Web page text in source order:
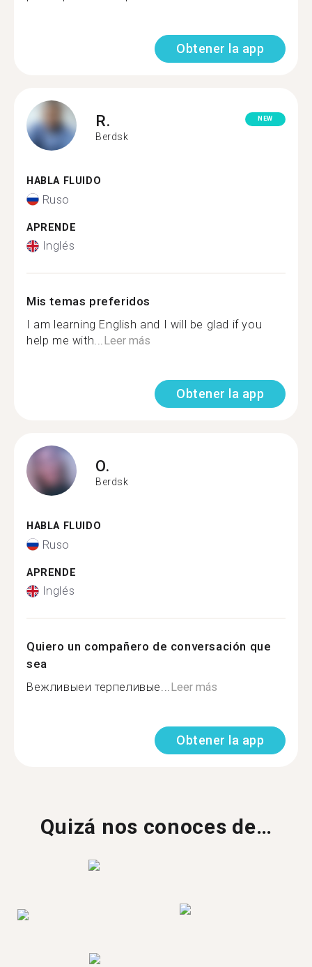
Obtener la app
R.
Berdsk
NEW
HABLA FLUIDO
Ruso
APRENDE
Inglés
Mis temas preferidos
I am learning English and I will be glad if you
help me with...Leer más
Obtener la app
O.
Berdsk
HABLA FLUIDO
Ruso
APRENDE
Inglés
Quiero un compañero de conversación que
sea
Вежливыеи терпеливые...Leer más
Obtener la app
Quizá nos conoces de…